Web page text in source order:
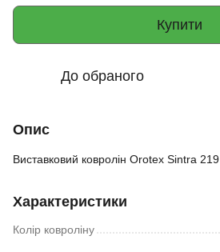
Купити
До обраного
Опис
Виставковий ковролін Orotex Sintra 219
Характеристики
Колір ковроліну